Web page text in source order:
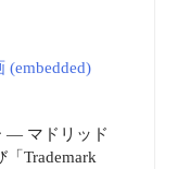
(embedded)
― マドリッド
Trademark